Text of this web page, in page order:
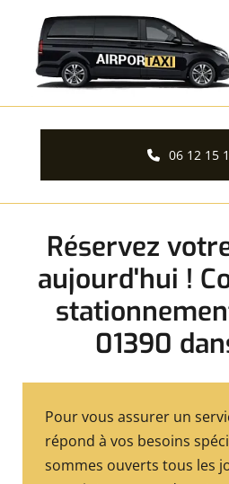
Accéder au contenu
06 12 15
Réservez
aujourd'hui !
01390
Pour vous assurer un
répond à vos besoins
sommes ouverts tous les